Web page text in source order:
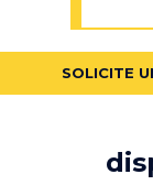
SOLICITE